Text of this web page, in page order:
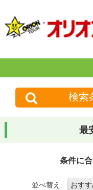
検索
最
条件に
並べ替え: